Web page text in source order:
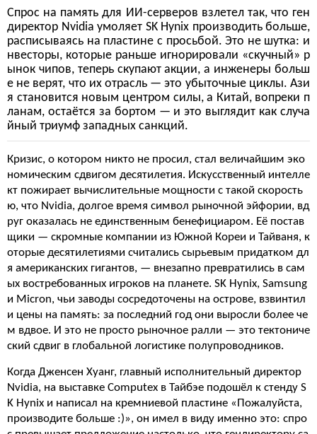
Спрос на память для ИИ-серверов взлетел так, что ген
директор Nvidia умоляет SK Hynix производить больше,
расписываясь на пластине с просьбой. Это не шутка: и
нвесторы, которые раньше игнорировали «скучный» р
ынок чипов, теперь скупают акции, а инженеры больш
е не верят, что их отрасль — это убыточные циклы. Ази
я становится новым центром силы, а Китай, вопреки п
ланам, остаётся за бортом — и это выглядит как случа
йный триумф западных санкций.
Кризис, о котором никто не просил, стал величайшим эко
номическим сдвигом десятилетия. Искусственный интелле
кт пожирает вычислительные мощности с такой скорость
ю, что Nvidia, долгое время символ рыночной эйфории, вд
руг оказалась не единственным бенефициаром. Её постав
щики — скромные компании из Южной Кореи и Тайваня, к
оторые десятилетиями считались сырьевым придатком дл
я американских гигантов, — внезапно превратились в сам
ых востребованных игроков на планете. SK Hynix, Samsung
и Micron, чьи заводы сосредоточены на острове, взвинтил
и цены на память: за последний год они выросли более че
м вдвое. И это не просто рыночное ралли — это тектониче
ский сдвиг в глобальной логистике полупроводников.
Когда Дженсен Хуанг, главный исполнительный директор
Nvidia, на выставке Computex в Тайбэе подошёл к стенду S
K Hynix и написал на кремниевой пластине «Пожалуйста,
производите больше :)», он имел в виду именно это: спро